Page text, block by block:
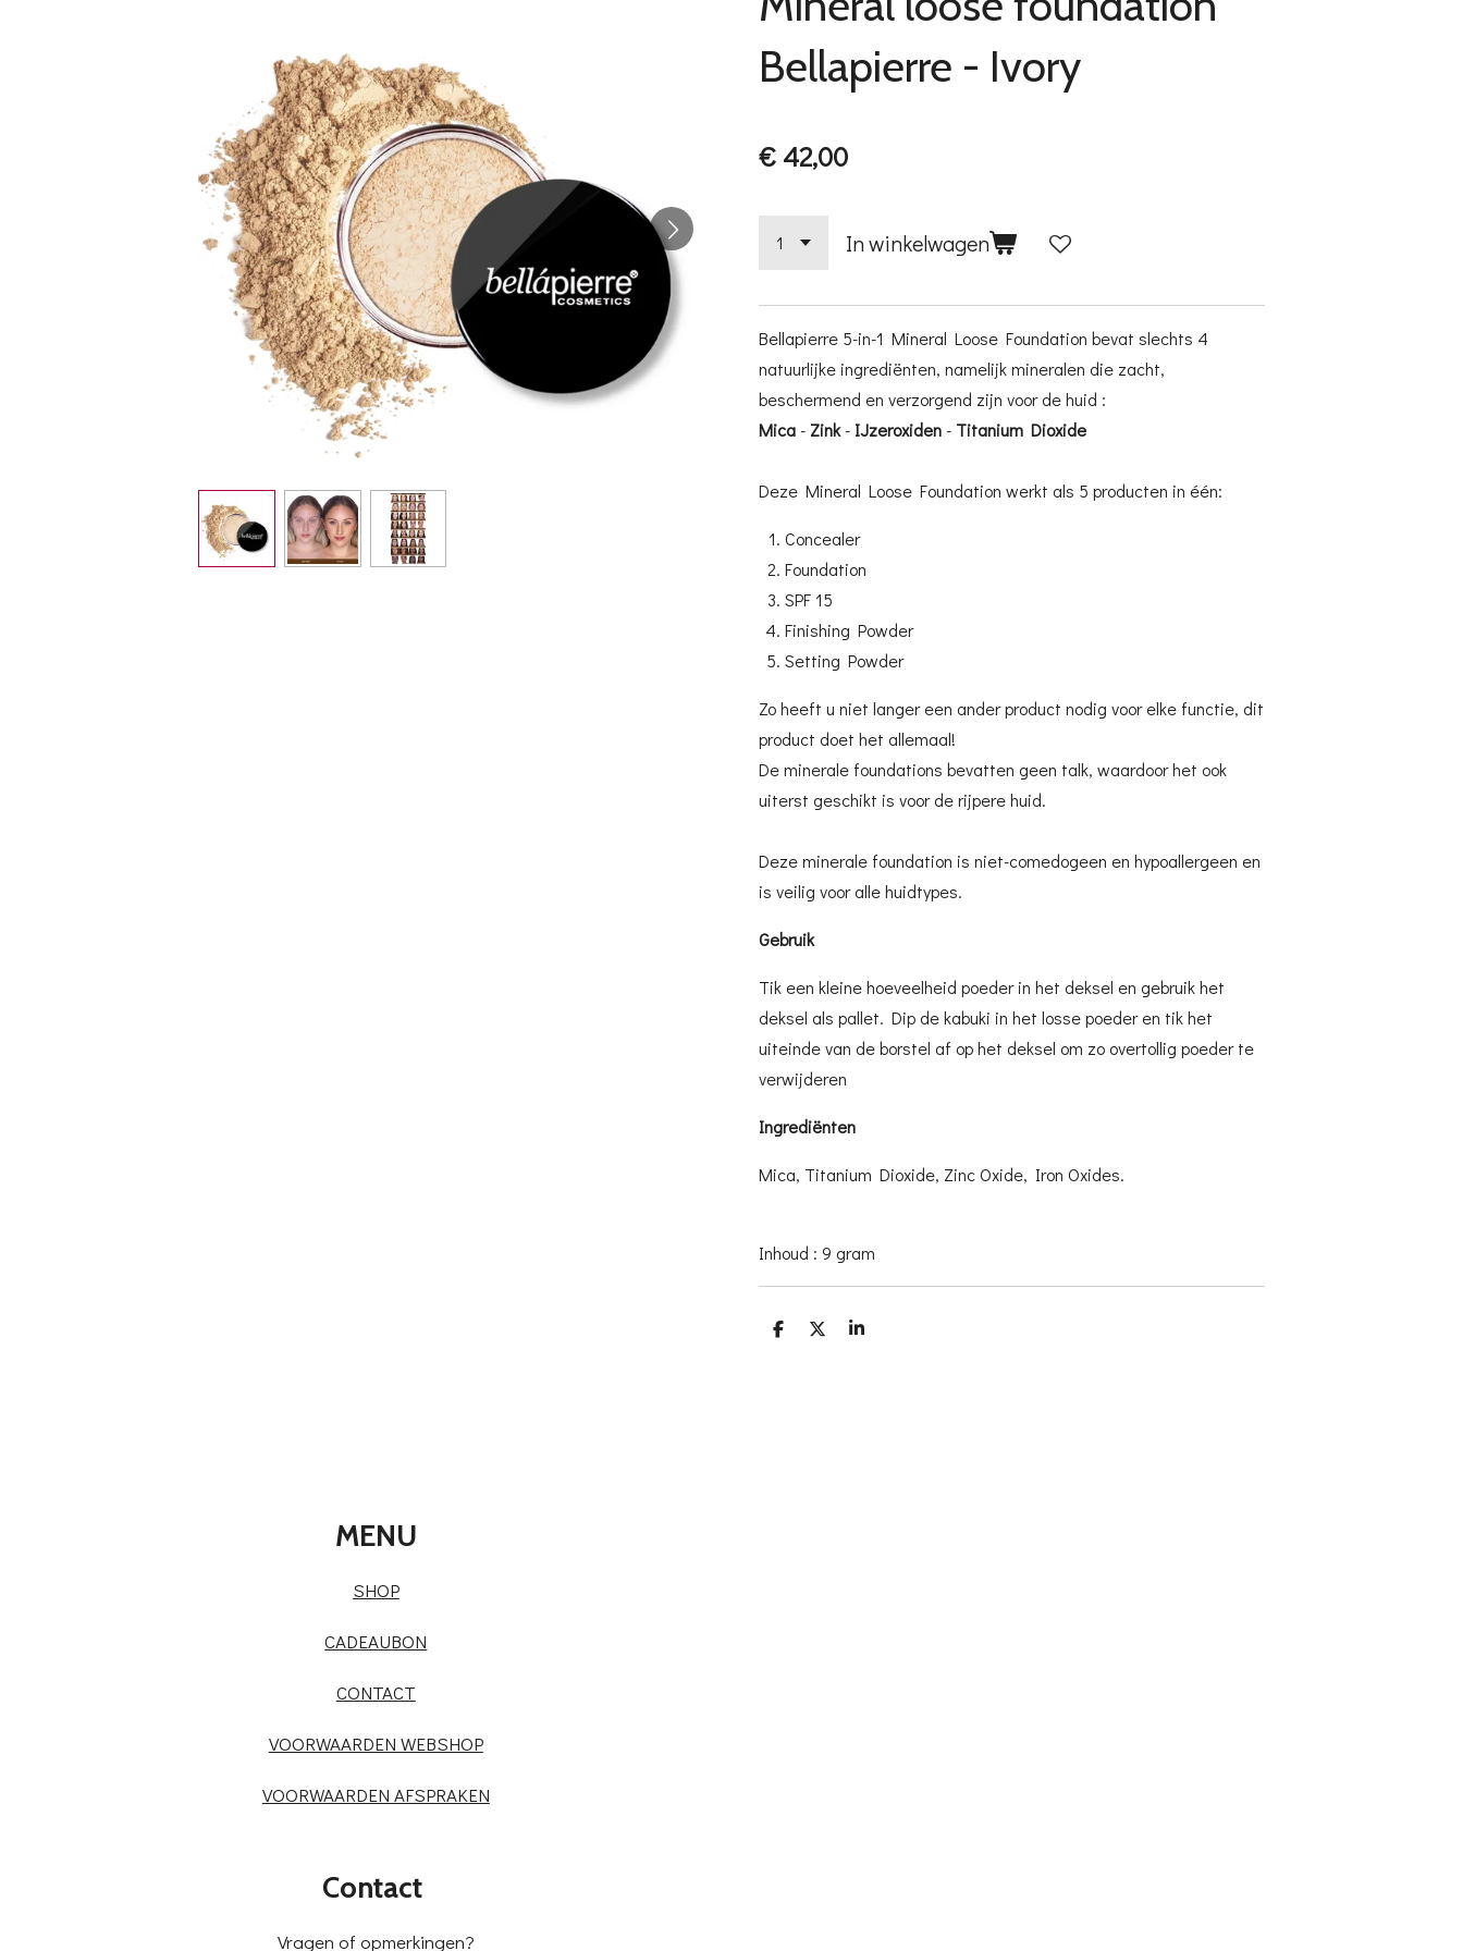
Bellapierre - Ivory
€ 42,00
In winkelwagen
Bellapierre 5-in-1 Mineral Loose Foundation bevat slechts 4
natuurlijke ingrediënten, namelijk mineralen die zacht,
beschermend en verzorgend zijn voor de huid :
Mica - Zink- IJzeroxiden - Titanium Dioxide
Deze Mineral Loose Foundation werkt als 5 producten in één:
Concealer
Foundation
SPF 15
Finishing Powder
Setting Powder
Zo heeft u niet langer een ander product nodig voor elke functie, dit
product doet het allemaal!
De minerale foundations bevatten geen talk, waardoor het ook
uiterst geschikt is voor de rijpere huid.
Deze minerale foundation is niet-comedogeen en hypoallergeen en
is veilig voor alle huidtypes.
Gebruik
Tik een kleine hoeveelheid poeder in het deksel en gebruik het
deksel als pallet. Dip de kabuki in het losse poeder en tik het
uiteinde van de borstel af op het deksel om zo overtollig poeder te
verwijderen
Ingrediënten
Mica, Titanium Dioxide, Zinc Oxide, Iron Oxides.
Inhoud : 9 gram
D
D
S
MENU
SHOP
CADEAUBON
CONTACT
VOORWAARDEN WEBSHOP
VOORWAARDEN AFSPRAKEN
Contact
Vragen of opmerkingen?